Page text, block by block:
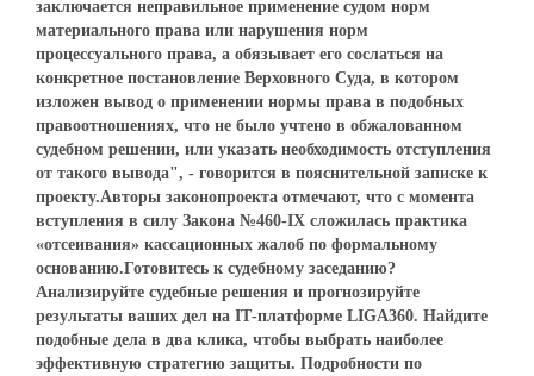
заключается неправильное применение судом норм
материального права или нарушения норм
процессуального права, а обязывает его сослаться на
конкретное постановление Верховного Суда, в котором
изложен вывод о применении нормы права в подобных
правоотношениях, что не было учтено в обжалованном
судебном решении, или указать необходимость отступления
от такого вывода", - говорится в пояснительной записке к
проекту.Авторы законопроекта отмечают, что с момента
вступления в силу Закона №460-IX сложилась практика
«отсеивания» кассационных жалоб по формальному
основанию.Готовитесь к судебному заседанию?
Анализируйте судебные решения и прогнозируйте
результаты ваших дел на IТ-платформе LIGA360. Найдите
подобные дела в два клика, чтобы выбрать наиболее
эффективную стратегию защиты. Подробности по